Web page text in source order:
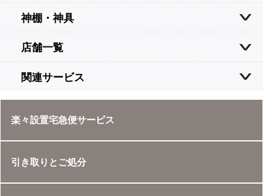
神棚・神具
店舗一覧
関連サービス
楽々設置宅急便サービス
引き取りとご処分